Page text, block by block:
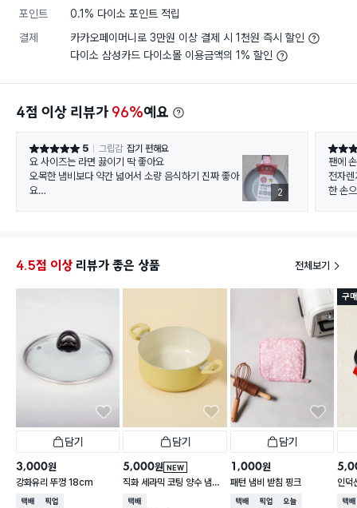
포인트
0.1% 다이소 포인트 적립
결제
카카오페이머니로 3만원 이상 결제 시 1천원 즉시 할인
다이소 삼성카드 다이소몰 이용금액의 1% 할인
4점 이상 리뷰가 96%예요
별점 5점 5 그립감 잡기 편해요
요 사이즈는 라면 끓이기 딱 좋아요
오목한 냄비보다 약간 넓어서 소량 음식하기 진짜 좋아
요
2
별점 5
팬에
전자렌
한 손
4.5점 이상 리뷰가 좋은 상품 전체보기
담기
3,000원
강화유리 뚜껑 18cm
택배배송매장픽업
담기
NEW
5,000원
직화 세라믹 코팅 양수 냄비
18 cm
택배배송
담기
1,000원
패턴 냄비 받침 핑크
택배배송매장픽업오늘배송
구
인덕
택배